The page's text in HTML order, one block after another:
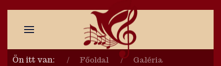
Ön itt van: Főoldal
Galéria